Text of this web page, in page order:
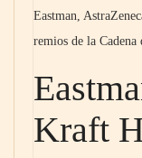
Eastman,
remios de la
Kraft